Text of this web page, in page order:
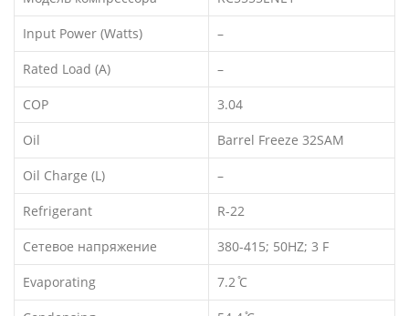
Input Power (Watts) –
Rated Load (A) –
COP 3.04
Oil Barrel Freeze 32SAM
Oil Charge (L) –
Refrigerant R-22
Сетевое напряжение 380-415; 50HZ; 3 F
Evaporating 7.2 ̊C